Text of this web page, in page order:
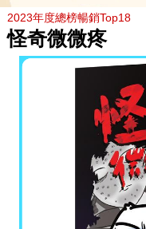
2023年度總榜暢銷Top18
怪奇微微疼